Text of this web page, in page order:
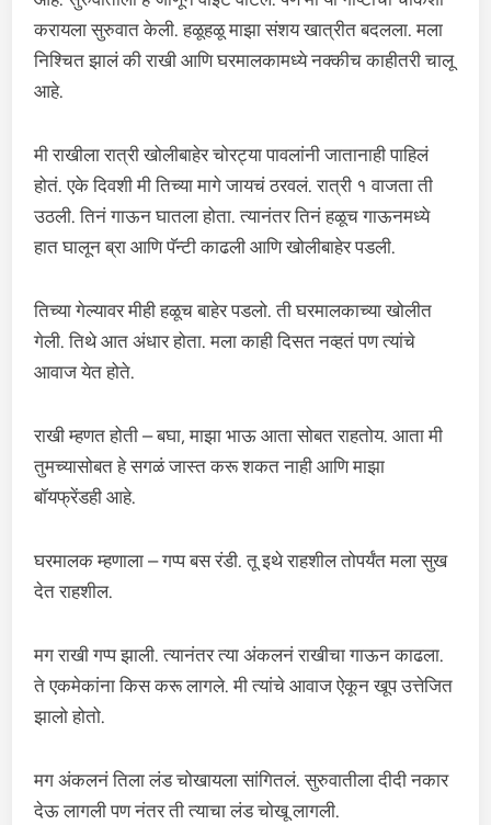
करायला सुरुवात केली. हळूहळू माझा संशय खात्रीत बदलला. मला
निश्चित झालं की राखी आणि घरमालकामध्ये नक्कीच काहीतरी चालू
आहे.
मी राखीला रात्री खोलीबाहेर चोरट्या पावलांनी जातानाही पाहिलं
होतं. एके दिवशी मी तिच्या मागे जायचं ठरवलं. रात्री १ वाजता ती
उठली. तिनं गाऊन घातला होता. त्यानंतर तिनं हळूच गाऊनमध्ये
हात घालून ब्रा आणि पॅन्टी काढली आणि खोलीबाहेर पडली.
तिच्या गेल्यावर मीही हळूच बाहेर पडलो. ती घरमालकाच्या खोलीत
गेली. तिथे आत अंधार होता. मला काही दिसत नव्हतं पण त्यांचे
आवाज येत होते.
राखी म्हणत होती – बघा, माझा भाऊ आता सोबत राहतोय. आता मी
तुमच्यासोबत हे सगळं जास्त करू शकत नाही आणि माझा
बॉयफ्रेंडही आहे.
घरमालक म्हणाला – गप्प बस रंडी. तू इथे राहशील तोपर्यंत मला सुख
देत राहशील.
मग राखी गप्प झाली. त्यानंतर त्या अंकलनं राखीचा गाऊन काढला.
ते एकमेकांना किस करू लागले. मी त्यांचे आवाज ऐकून खूप उत्तेजित
झालो होतो.
मग अंकलनं तिला लंड चोखायला सांगितलं. सुरुवातीला दीदी नकार
देऊ लागली पण नंतर ती त्याचा लंड चोखू लागली.